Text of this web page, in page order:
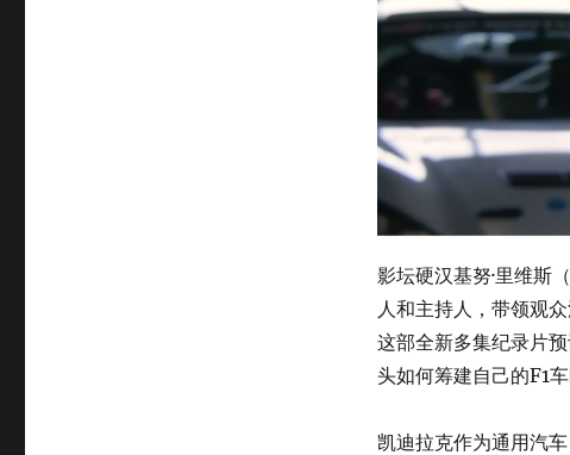
影坛硬汉基努·里维斯
人和主持人，带领观
这部全新多集纪录片
头如何筹建自己的F1
凯迪拉克作为通用汽